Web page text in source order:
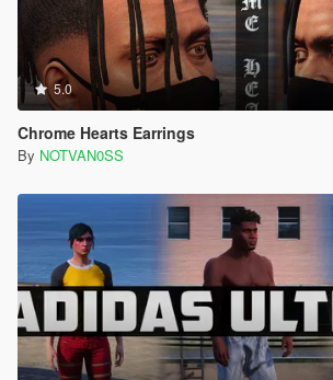
5.0
Chrome Hearts Earrings
By NOTVAN0SS